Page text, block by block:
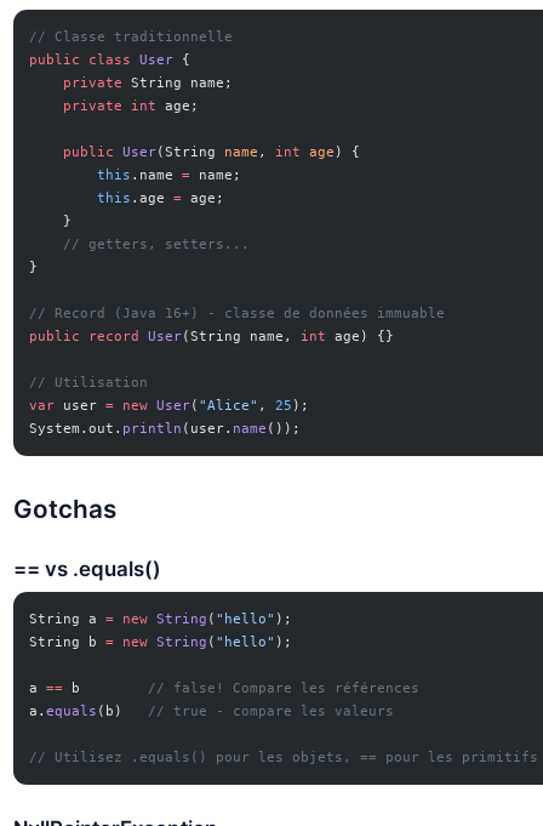
// Classe traditionnelle
public
class User {
    private
String name;
    private
int age;
    public
User(String name , int age ) {
        this
.name = name;
        this
.age = age;
    }
    // getters, setters...
}
// Record (Java 16+) - classe de données immuable
public
record User(String name, int age) {}
// Utilisation
var user = new User( "Alice" , 25 );
System.out. println (user. name ());
Gotchas
== vs .equals()
String a = new String ( "hello" );
String b = new String ( "hello" );
a == b // false! Compare les références
a.equals (b) // true - compare les valeurs
// Utilisez .equals() pour les objets, == pour les primitifs